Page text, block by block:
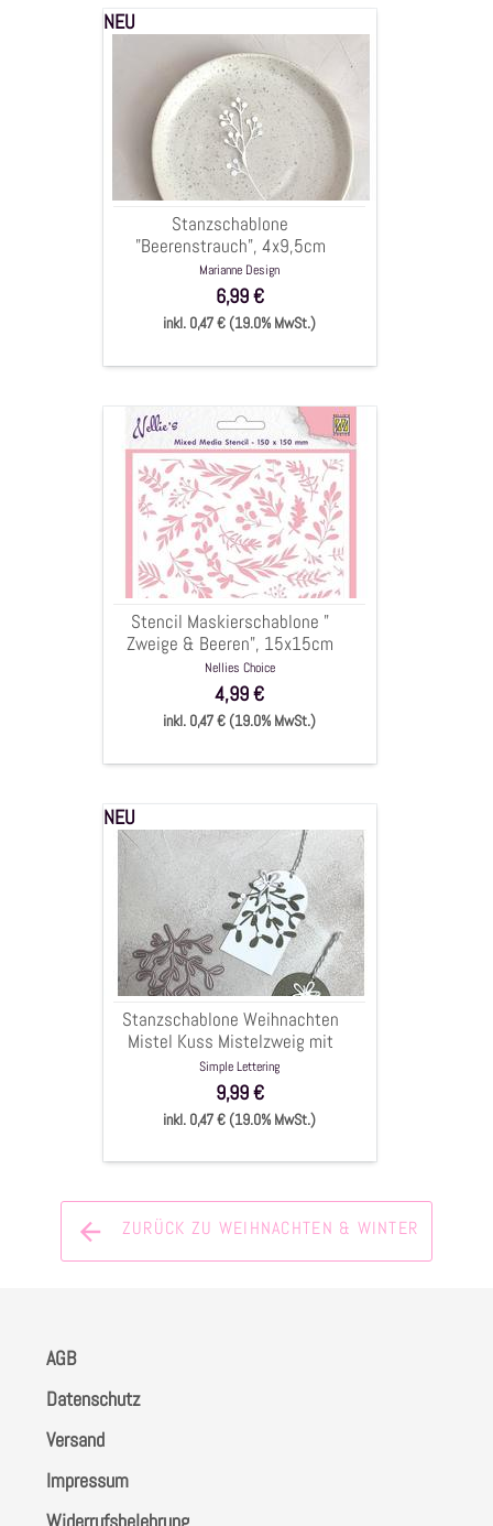
Stanzschablone
"Beerenstrauch",
4x9,5cm
NEU
Stanzschablone
"Beerenstrauch", 4x9,5cm
Marianne Design
6,99 €
inkl. 0,47 € (19.0% MwSt.)
Stencil
Maskierschablone
Zweige
Beeren",
15x15cm
Stencil Maskierschablone "
Zweige & Beeren", 15x15cm
Nellies Choice
4,99 €
inkl. 0,47 € (19.0% MwSt.)
Stanzschablone
Weihnachten
Kuss
Mistelzweig
mit
Schleife,
7x7cm,
4-
NEU
Stanzschablone Weihnachten
Mistel Kuss Mistelzweig mit
Schleife, 7x7cm, 4-tlg.
Simple Lettering
9,99 €
inkl. 0,47 € (19.0% MwSt.)
ZURÜCK ZU WEIHNACHTEN & WINTER
AGB
Datenschutz
Versand
Impressum
Widerrufsbelehrung